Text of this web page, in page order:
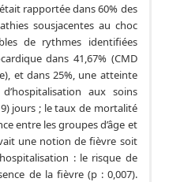
rapportée dans 60% des
sousjacentes au choc
de rythmes identifiées
dans 41,67% (CMD
et dans 25%, une atteinte
aux soins
jours ; le taux de mortalité
entre les groupes d’âge et
une notion de fièvre soit
: le risque de
de la fièvre (p : 0,007).